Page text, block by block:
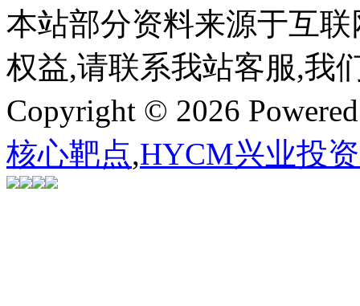
本站部分资料来源于互
权益,请联系我站客服,我
Copyright © 2026
核心靶点,HYCM兴业投